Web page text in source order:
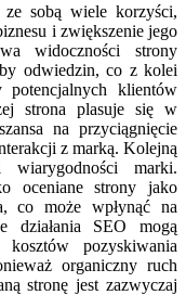
sobą wiele korzyści,
i zwiększenie jego
widoczności strony
odwiedzin, co z kolei
klientów
strona plasuje się w
na przyciągnięcie
z marką. Kolejną
marki.
oceniane strony jako
co może wpłynąć na
działania SEO mogą
pozyskiwania
organiczny ruch
stronę jest zazwyczaj